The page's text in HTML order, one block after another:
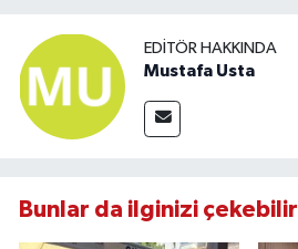
EDITÖR HAKKINDA
Mustafa Usta
Bunlar da ilginizi çekebilir